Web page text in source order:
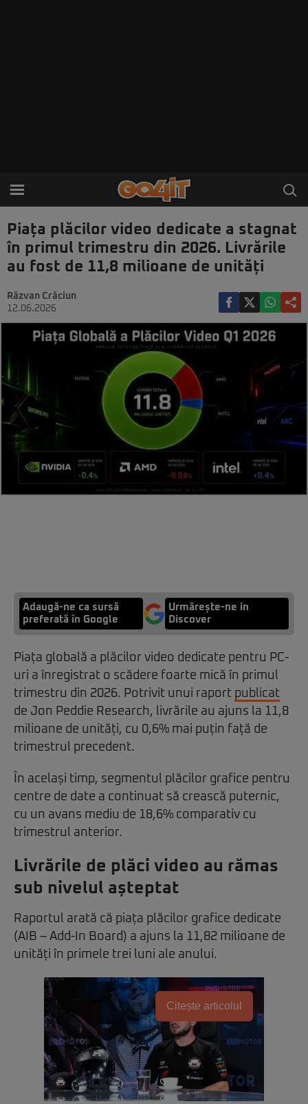
Piața plăcilor video dedicate a stagnat
în primul trimestru din 2026. Livrările
au fost de 11,8 milioane de unități
Răzvan Crăciun
12.06.2026
Adaugă-ne ca sursă
preferată în Google
Urmărește-ne in
Discover
Piața globală a plăcilor video dedicate pentru PC-
uri a înregistrat o scădere foarte mică în primul
trimestru din 2026. Potrivit unui raport publicat
de Jon Peddie Research, livrările au ajuns la 11,8
milioane de unități, cu 0,6% mai puțin față de
trimestrul precedent.
În același timp, segmentul plăcilor grafice pentru
centre de date a continuat să crească puternic,
cu un avans mediu de 18,6% comparativ cu
trimestrul anterior.
Livrările de plăci video au rămas
sub nivelul așteptat
Raportul arată că piața plăcilor grafice dedicate
(AIB – Add-In Board) a ajuns la 11,82 milioane de
unități în primele trei luni ale anului.
Citește articolul